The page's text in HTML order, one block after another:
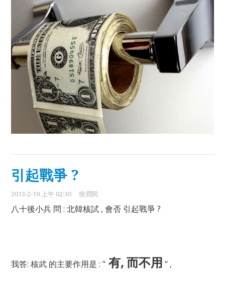
引起戰爭 ?
2013-2-19 上午 02:30 徐潤民
八十後小兵 問 : 北韓核試 , 會否 引起戰爭 ?
我答: 核武 的主要作用是 : " 有, 而不用 " ,